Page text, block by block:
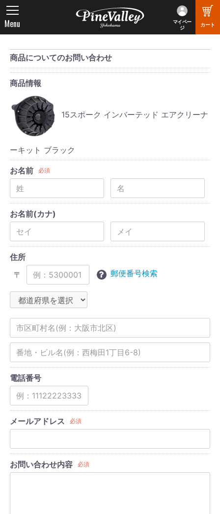
マイペー
ジ
カート
Menu
商品についてのお問い合わせ
商品情報
15スポーク インバーテッド エアクリーナ
ーキット ブラック
お名前 必須
お名前(カナ)
住所
〒
郵便番号検索
電話番号
メールアドレス 必須
お問い合わせ内容 必須